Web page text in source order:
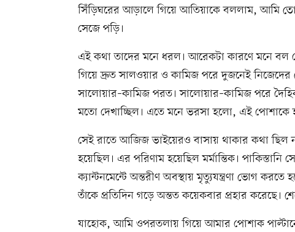
সিঁড়িঘরের আড়ালে গিয়ে আতিয়াকে বললাম, আমি
সেজে পড়ি।
এই কথা তাদের মনে ধরল। আরেকটা কারণে মনে
গিয়ে দ্রুত সালওয়ার ও কামিজ পরে দুজনেই নিজেদের
সালোয়ার–কামিজ পরত। সালোয়ার–কামিজ পরে
মতো দেখাচ্ছিল। এতে মনে ভরসা হলো, এই পোশাকে
সেই রাতে আজিজ ভাইয়েরও বাসায় থাকার কথা ছিল
হয়েছিল। এর পরিণাম হয়েছিল মর্মান্তিক।
ক্যান্টনমেন্টে অন্তরীণ অবস্থায় মৃত্যুযন্ত্রণা ভোগ করতে
তাঁকে প্রতিদিন গড়ে অন্তত কয়েকবার প্রহার করেছে।
যাহোক, আমি ওপরতলায় গিয়ে আমার পোশাক